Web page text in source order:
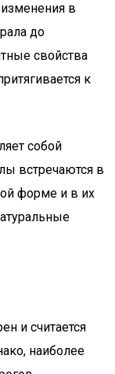
в
до
свойства
к
собой
встречаются в
форме и в их
и считается
наиболее